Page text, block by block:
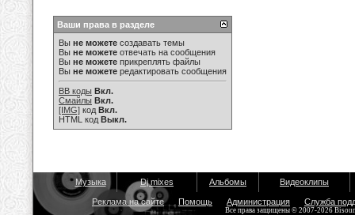
Ваши права в разделе
Вы не можете создавать темы
Вы не можете отвечать на сообщения
Вы не можете прикреплять файлы
Вы не можете редактировать сообщения
BB коды Вкл.
Смайлы Вкл.
[IMG] код Вкл.
HTML код Выкл.
Музыка Dj mixes Альбомы Видеоклипы
Реклама на сайте Помощь Администрация Служба
Все права защищены © 2007-2026